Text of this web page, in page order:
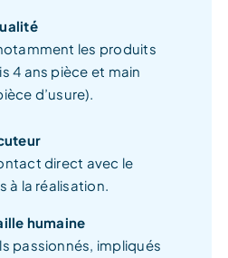
les produits
4 ans pièce et main
d’usure).
direct avec le
à la réalisation.
humaine
passionnés, impliqués